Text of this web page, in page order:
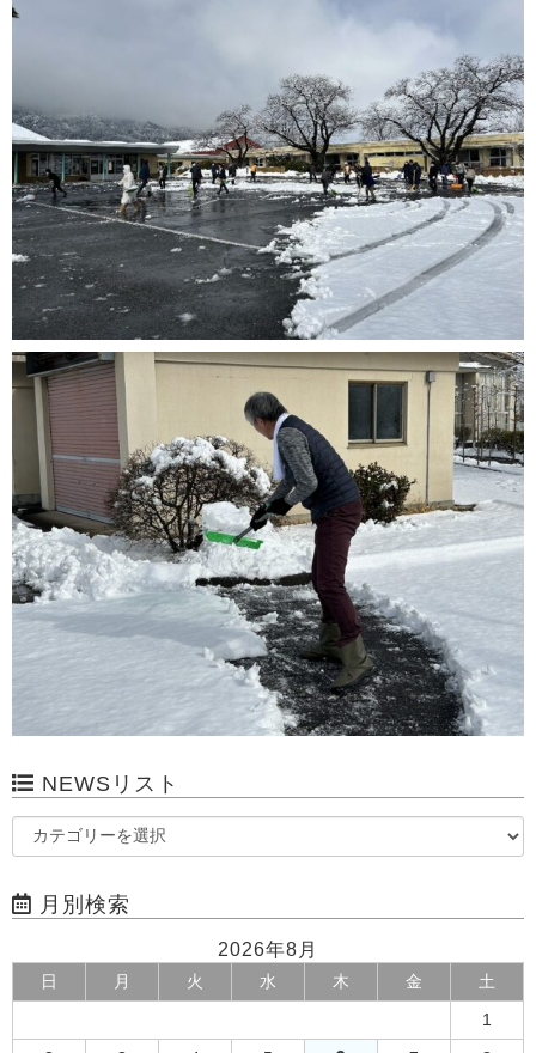
NEWSリスト
月別検索
2026年8月
日 月 火 水 木 金 土
1